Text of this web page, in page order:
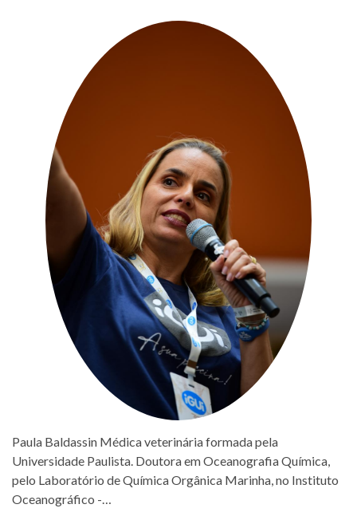
Paula Baldassin Médica veterinária formada pela
Universidade Paulista. Doutora em Oceanografia Química,
pelo Laboratório de Química Orgânica Marinha, no Instituto
Oceanográfico -…